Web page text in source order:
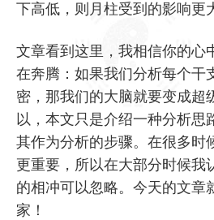
下高低，则月柱受到的影响更
文章看到这里，我相信你的心
在奔腾：如果我们分析每个干
密，那我们的大脑就要变成超
以，本文只是介绍一种分析思
其作为分析的步骤。在很多时
更重要，所以在大部分时候我
的相冲可以忽略。今天的文章
家！